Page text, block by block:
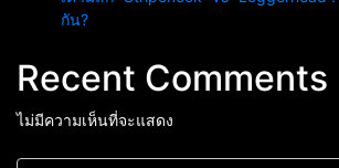
กัน?
Recent Comments
ไม่มีความเห็นที่จะแสดง